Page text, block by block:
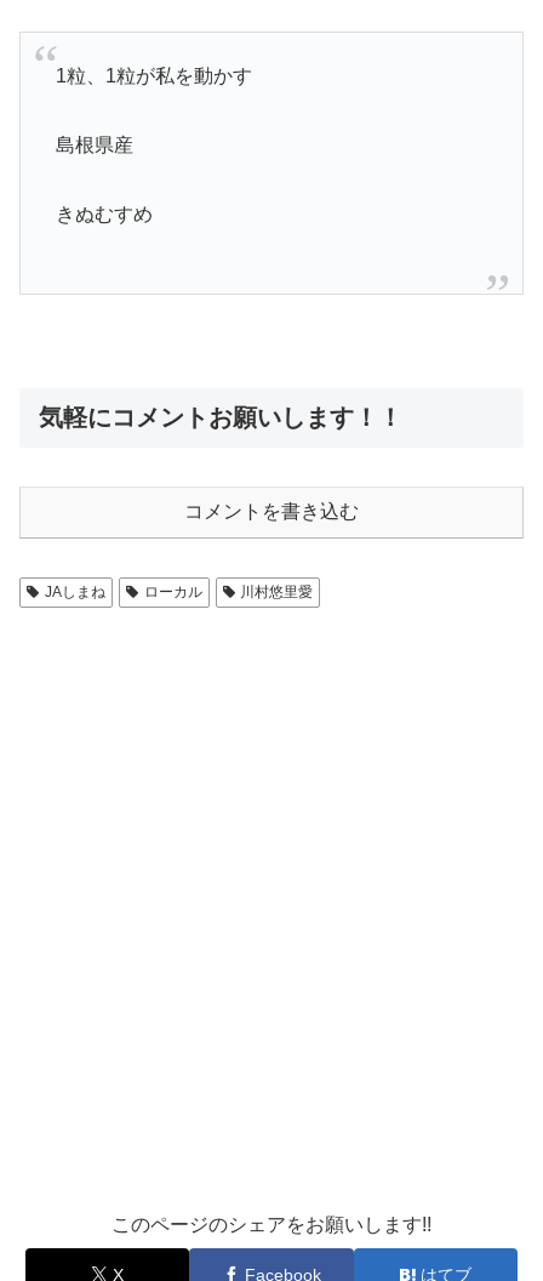
1粒、1粒が私を動かす
島根県産
きぬむすめ
気軽にコメントお願いします！！
コメントを書き込む
JAしまね ローカル 川村悠里愛
このページのシェアをお願いします!!
X Facebook はてブ